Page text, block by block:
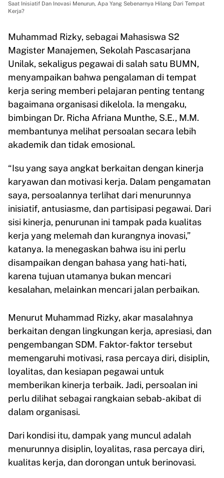
Saat Inisiatif Dan Inovasi Menurun, Apa Yang Sebenarnya Hilang Dari Tempat
Kerja?
Muhammad Rizky, sebagai Mahasiswa S2
Magister Manajemen, Sekolah Pascasarjana
Unilak, sekaligus pegawai di salah satu BUMN,
menyampaikan bahwa pengalaman di tempat
kerja sering memberi pelajaran penting tentang
bagaimana organisasi dikelola. Ia mengaku,
bimbingan Dr. Richa Afriana Munthe, S.E., M.M.
membantunya melihat persoalan secara lebih
akademik dan tidak emosional.
“Isu yang saya angkat berkaitan dengan kinerja
karyawan dan motivasi kerja. Dalam pengamatan
saya, persoalannya terlihat dari menurunnya
inisiatif, antusiasme, dan partisipasi pegawai. Dari
sisi kinerja, penurunan ini tampak pada kualitas
kerja yang melemah dan kurangnya inovasi,”
katanya. Ia menegaskan bahwa isu ini perlu
disampaikan dengan bahasa yang hati-hati,
karena tujuan utamanya bukan mencari
kesalahan, melainkan mencari jalan perbaikan.
Menurut Muhammad Rizky, akar masalahnya
berkaitan dengan lingkungan kerja, apresiasi, dan
pengembangan SDM. Faktor-faktor tersebut
memengaruhi motivasi, rasa percaya diri, disiplin,
loyalitas, dan kesiapan pegawai untuk
memberikan kinerja terbaik. Jadi, persoalan ini
perlu dilihat sebagai rangkaian sebab-akibat di
dalam organisasi.
Dari kondisi itu, dampak yang muncul adalah
menurunnya disiplin, loyalitas, rasa percaya diri,
kualitas kerja, dan dorongan untuk berinovasi.